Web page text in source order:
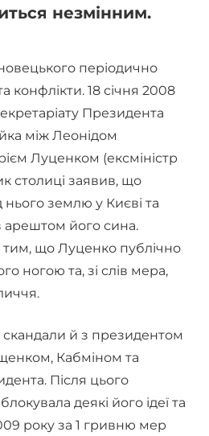
незмінним.
періодично
конфлікти. 18 січня 2008
Президента
між Леонідом
Луценком (ексміністр
столиці заявив, що
землю у Києві та
арештом його сина.
тим, що Луценко публічно
ногою та, зі слів мера,
й з президентом
Кабміном та
Після цього
деякі його ідеї та
року за 1 гривню мер